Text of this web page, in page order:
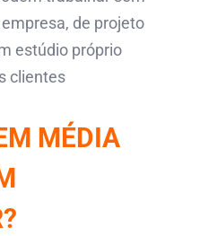
de projeto
estúdio próprio
clientes
MÉDIA